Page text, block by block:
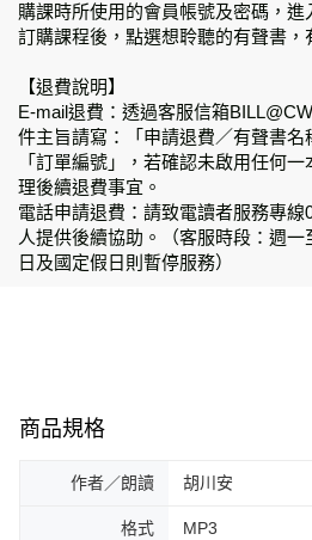
購課時所使用的會員帳號及密碼，
訂購課程後，點選想聆聽的有聲書，
【退費說明】
E-mail退費：透過客服信箱
件主旨請寫：「申請退費／有聲書
「訂單編號」，若確認未啟用任何
理後續退費事宜。
電話申請退費：請致電讀者服務專線
人提供後續協助。（客服時段：週一
日及國定假日則暫停服務）
商品規格
作者／朗讀 胡川安
格式 MP3